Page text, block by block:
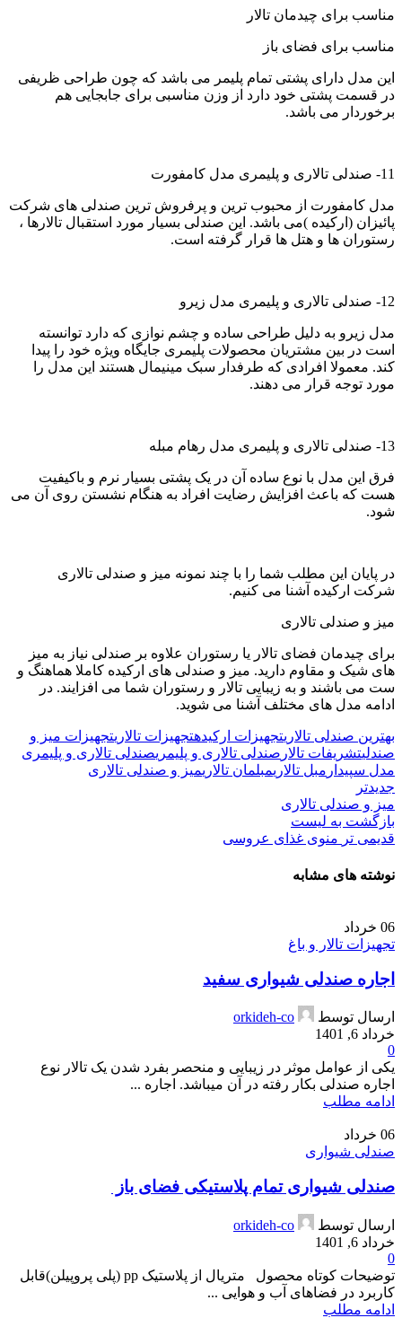
مناسب برای چیدمان تالار
مناسب برای فضای باز
این مدل دارای پشتی تمام پلیمر می باشد که چون طراحی ظریفی
در قسمت پشتی خود دارد از وزن مناسبی برای جابجایی هم
برخوردار می باشد.
11- صندلی تالاری و پلیمری مدل کامفورت
مدل کامفورت از محبوب ترین و پرفروش ترین صندلی های شرکت
پائیزان (ارکیده )می باشد. این صندلی بسیار مورد استقبال تالارها ،
رستوران ها و هتل ها قرار گرفته است.
12- صندلی تالاری و پلیمری مدل زیرو
مدل زیرو به دلیل طراحی ساده و چشم نوازی که دارد توانسته
است در بین مشتریان محصولات پلیمری جایگاه ویژه خود را پیدا
کند. معمولا افرادی که طرفدار سبک مینیمال هستند این مدل را
مورد توجه قرار می دهند.
13- صندلی تالاری و پلیمری مدل رهام مبله
فرق این مدل با نوع ساده آن در یک پشتی بسیار نرم و باکیفیت
هست که باعث افزایش رضایت افراد به هنگام نشستن روی آن می
شود.
در پایان این مطلب شما را با چند نمونه میز و صندلی تالاری
شرکت ارکیده آشنا می کنیم.
میز و صندلی تالاری
برای چیدمان فضای تالار یا رستوران علاوه بر صندلی نیاز به میز
های شیک و مقاوم دارید. میز و صندلی های ارکیده کاملا هماهنگ و
ست می باشند و به زیبایی تالار و رستوران شما می افزایند. در
ادامه مدل های مختلف آشنا می شوید.
بهترین صندلی تالاریتجهیزات ارکیدهتجهیزات تالاریتجهیزات میز و
صندلیتشریفات تالار صندلی تالاری و پلیمریصندلی تالاری و پلیمری
مدل سپیدار مبل تالاریمبلمان تالاریمیز و صندلی تالاری
جدیدتر
میز و صندلی تالاری
بازگشت به لیست
قدیمی تر منوی غذای عروسی
نوشته های مشابه
06 خرداد
تجهیزات تالار و باغ
اجاره صندلی شیواری سفید
ارسال توسط
orkideh-co
خرداد 6, 1401
0
یکی از عوامل موثر در زیبایی و منحصر بفرد شدن یک تالار نوع
اجاره صندلی بکار رفته در آن میباشد. اجاره ...
ادامه مطلب
06 خرداد
صندلی شیواری
صندلی شیواری تمام پلاستیکی فضای باز
ارسال توسط
orkideh-co
خرداد 6, 1401
0
توضیحات کوتاه محصول متریال از پلاستیک pp (پلی پروپیلن)قابل
کاربرد در فضاهای آب و هوایی ...
ادامه مطلب